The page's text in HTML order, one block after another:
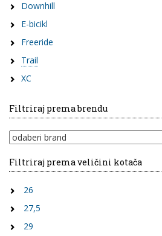
Downhill
E-bicikl
Freeride
Trail
XC
Filtriraj prema brendu
Filtriraj prema veličini kotača
26
27,5
29